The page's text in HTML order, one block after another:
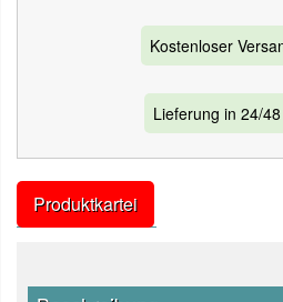
Kostenloser
Lieferung in 24/
Produktkartei